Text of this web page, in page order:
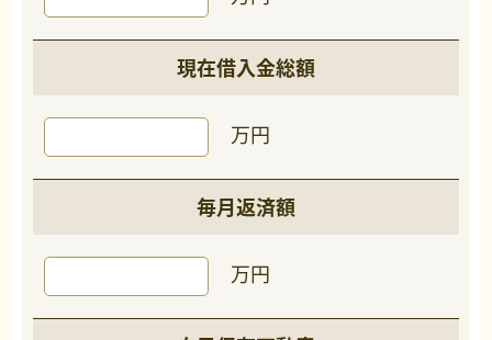
現在借入金総額
万円
毎月返済額
万円